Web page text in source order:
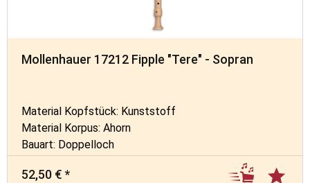
Mollenhauer 17212 Fipple "Tere" - Sopran
Material Kopfstück: Kunststoff
Material Korpus: Ahorn
Bauart: Doppelloch
52,50 € *